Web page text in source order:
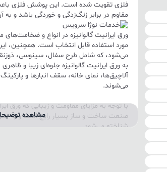
فلزی تقویت شده است. این پوشش فلزی باعث
مقاوم در برابر زنگ‌زدگی و خوردگی باشد و
ورق ایرانیت گالوانیزه در انواع و
مورد استفاده قابل انتخاب است. همچنین،
می‌شود، که شامل طرح سفال، سینوسی،
به ورق ایرانیت گالوانیزه جلوه‌ای زیبا و
آلاچیق‌ها، نمای خانه، سقف انبارها و
می‌شوند.
با توجه به مزایای مقاومت و زیبایی که ورق
صنعت ساخت و ساز بسیار رایج است و به
شناخته می‌شود.
مشاهده